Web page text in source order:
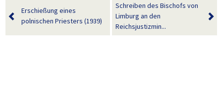
Erschießung eines
polnischen Priesters (1939)
Schreiben des Bischofs von
Limburg an den
Reichsjustizmin...